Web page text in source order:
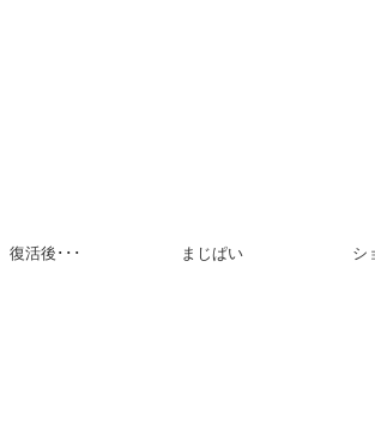
復活後･･･ まじぱい シ